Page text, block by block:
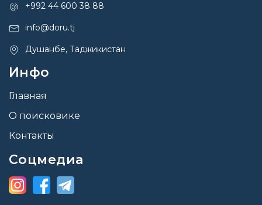
+992 44 600 38 88
info@doru.tj
Душанбе, Таджикистан
Инфо
Главная
О поисковике
Контакты
Соцмедиа